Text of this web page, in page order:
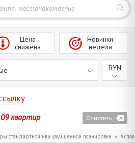
Цена
снижена
Новинки
недели
BYN
квартир Очистить
стандартной или улучшенной планировки » в